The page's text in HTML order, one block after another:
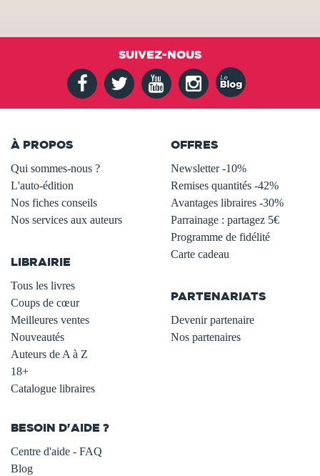
SUIVEZ-NOUS
À PROPOS
Qui sommes-nous ?
L'auto-édition
Nos fiches conseils
Nos services aux auteurs
LIBRAIRIE
Tous les livres
Coups de cœur
Meilleures ventes
Nouveautés
Auteurs de A à Z
18+
Catalogue libraires
OFFRES
Newsletter -10%
Remises quantités -42%
Avantages libraires -30%
Parrainage : partagez 5€
Programme de fidélité
Carte cadeau
PARTENARIATS
Devenir partenaire
Nos partenaires
BESOIN D'AIDE ?
Centre d'aide - FAQ
Blog